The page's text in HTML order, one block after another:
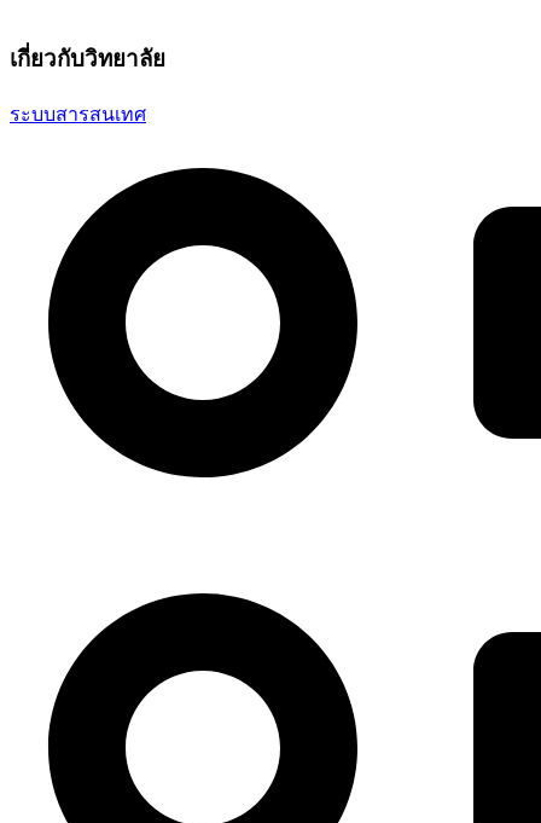
เกี่ยวกับวิทยาลัย
ระบบสารสนเทศ